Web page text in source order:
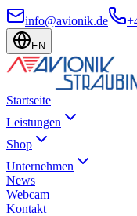
info@avionik.de
EN
Startseite
Leistungen
Shop
Unternehmen
News
Webcam
Kontakt